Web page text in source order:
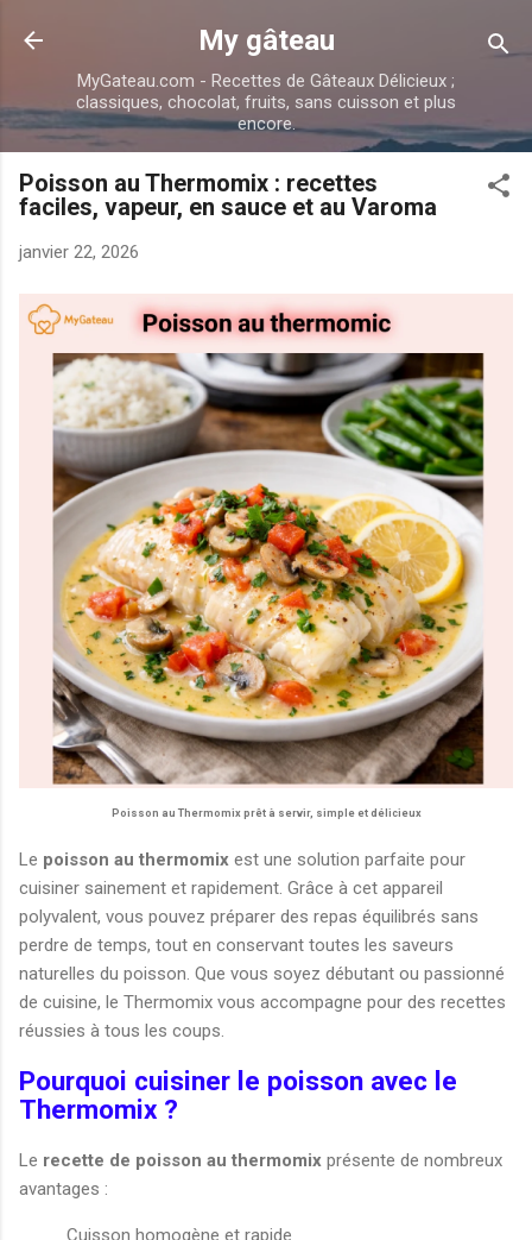
Accéder au contenu principal
My gâteau
MyGateau.com - Recettes de Gâteaux Délicieux ;
classiques, chocolat, fruits, sans cuisson et plus
encore.
Poisson au Thermomix : recettes
faciles, vapeur, en sauce et au Varoma
janvier 22, 2026
Poisson au Thermomix prêt à servir, simple et délicieux
Le poisson au thermomix est une solution parfaite pour
cuisiner sainement et rapidement. Grâce à cet appareil
polyvalent, vous pouvez préparer des repas équilibrés sans
perdre de temps, tout en conservant toutes les saveurs
naturelles du poisson. Que vous soyez débutant ou passionné
de cuisine, le Thermomix vous accompagne pour des recettes
réussies à tous les coups.
Pourquoi cuisiner le poisson avec le
Thermomix ?
Le recette de poisson au thermomix présente de nombreux
avantages :
Cuisson homogène et rapide